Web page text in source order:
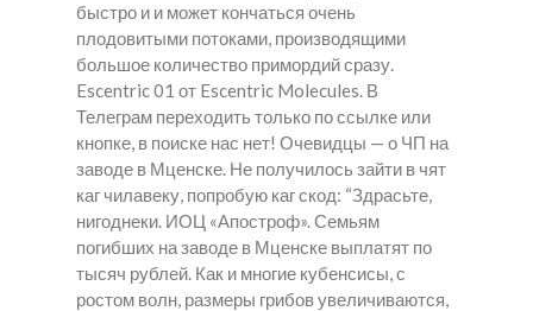
быстро и и может кончаться очень
плодовитыми потоками, производящими
большое количество примордий сразу.
Escentric 01 от Escentric Molecules. В
Телеграм переходить только по ссылке или
кнопке, в поиске нас нет! Очевидцы — о ЧП на
заводе в Мценске. Не получилось зайти в чят
каг чилавеку, попробую каг скод: “Здрасьте,
нигоднеки. ИОЦ «Апостроф». Семьям
погибших на заводе в Мценске выплатят по
тысяч рублей. Как и многие кубенсисы, с
ростом волн, размеры грибов увеличиваются,